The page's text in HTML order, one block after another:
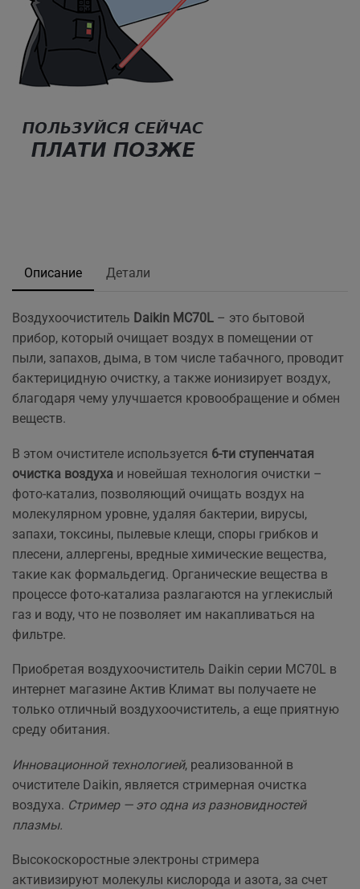
Описание Детали
Воздухоочиститель Daikin MC70L – это бытовой
прибор, который очищает воздух в помещении от
пыли, запахов, дыма, в том числе табачного, проводит
бактерицидную очистку, а также ионизирует воздух,
благодаря чему улучшается кровообращение и обмен
веществ.
В этом очистителе используется 6-ти ступенчатая
очистка воздуха и новейшая технология очистки –
фото-катализ, позволяющий очищать воздух на
молекулярном уровне, удаляя бактерии, вирусы,
запахи, токсины, пылевые клещи, споры грибков и
плесени, аллергены, вредные химические вещества,
такие как формальдегид. Органические вещества в
процессе фото-катализа разлагаются на углекислый
газ и воду, что не позволяет им накапливаться на
фильтре.
Приобретая воздухоочиститель Daikin серии MC70L в
интернет магазине Актив Климат вы получаете не
только отличный воздухоочиститель, а еще приятную
среду обитания.
Инновационной технологией, реализованной в
очистителе Daikin, является стримерная очистка
воздуха. Стример — это одна из разновидностей
плазмы.
Высокоскоростные электроны стримера
активизируют молекулы кислорода и азота, за счет